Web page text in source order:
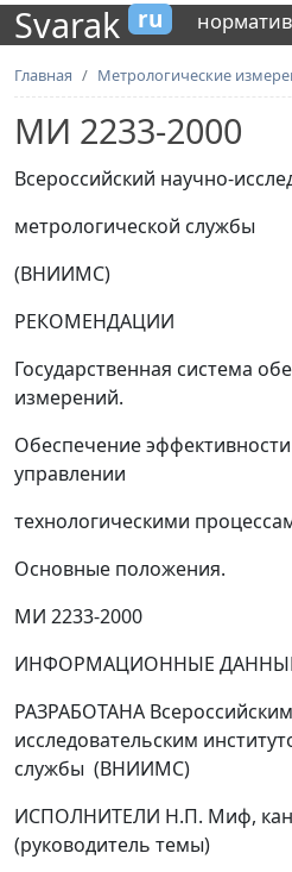
Svarak ru
Главная Метрологические
МИ 2233-2000
Всероссийский научно-
метрологической службы
(ВНИИМС)
РЕКОМЕНДАЦИИ
Государственная система
измерений.
Обеспечение
управлении
технологическими
Основные положения.
МИ 2233-2000
ИНФОРМАЦИОННЫЕ
РАЗРАБОТАНА
исследовательским
службы (ВНИИМС)
ИСПОЛНИТЕЛИ Н.П. Миф,
(руководитель темы)